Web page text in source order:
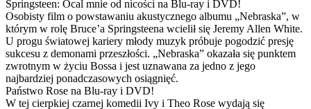
Springsteen: Ocal mnie od nicości na Blu-ray i DVD!
Osobisty film o powstawaniu akustycznego albumu „Nebraska”, w
którym w rolę Bruce’a Springsteena wcielił się Jeremy Allen White.
U progu światowej kariery młody muzyk próbuje pogodzić presję
sukcesu z demonami przeszłości. „Nebraska” okazała się punktem
zwrotnym w życiu Bossa i jest uznawana za jedno z jego
najbardziej ponadczasowych osiągnięć.
Państwo Rose na Blu-ray i DVD!
W tej cierpkiej czarnej komedii Ivy i Theo Rose wydają się